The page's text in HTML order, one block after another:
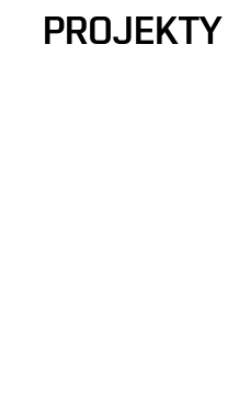
PROJEKTY